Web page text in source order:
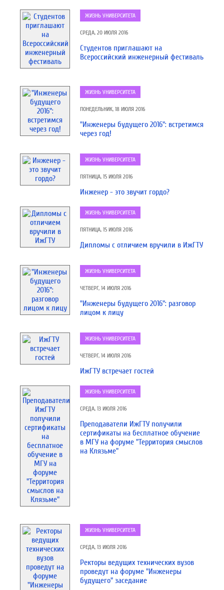
ЖИЗНЬ УНИВЕРСИТЕТА
СРЕДА, 20 ИЮЛЯ 2016
Студентов приглашают на
Всероссийский инженерный фестиваль
ЖИЗНЬ УНИВЕРСИТЕТА
ПОНЕДЕЛЬНИК, 18 ИЮЛЯ 2016
"Инженеры будущего 2016": встретимся
через год!
ЖИЗНЬ УНИВЕРСИТЕТА
ПЯТНИЦА, 15 ИЮЛЯ 2016
Инженер - это звучит гордо?
ЖИЗНЬ УНИВЕРСИТЕТА
ПЯТНИЦА, 15 ИЮЛЯ 2016
Дипломы с отличием вручили в ИжГТУ
ЖИЗНЬ УНИВЕРСИТЕТА
ЧЕТВЕРГ, 14 ИЮЛЯ 2016
"Инженеры будущего 2016": разговор
лицом к лицу
ЖИЗНЬ УНИВЕРСИТЕТА
ЧЕТВЕРГ, 14 ИЮЛЯ 2016
ИжГТУ встречает гостей
ЖИЗНЬ УНИВЕРСИТЕТА
СРЕДА, 13 ИЮЛЯ 2016
Преподаватели ИжГТУ получили
сертификаты на бесплатное обучение
в МГУ на форуме "Территория смыслов
на Клязьме"
ЖИЗНЬ УНИВЕРСИТЕТА
СРЕДА, 13 ИЮЛЯ 2016
Ректоры ведущих технических вузов
проведут на форуме "Инженеры
будущего" заседание